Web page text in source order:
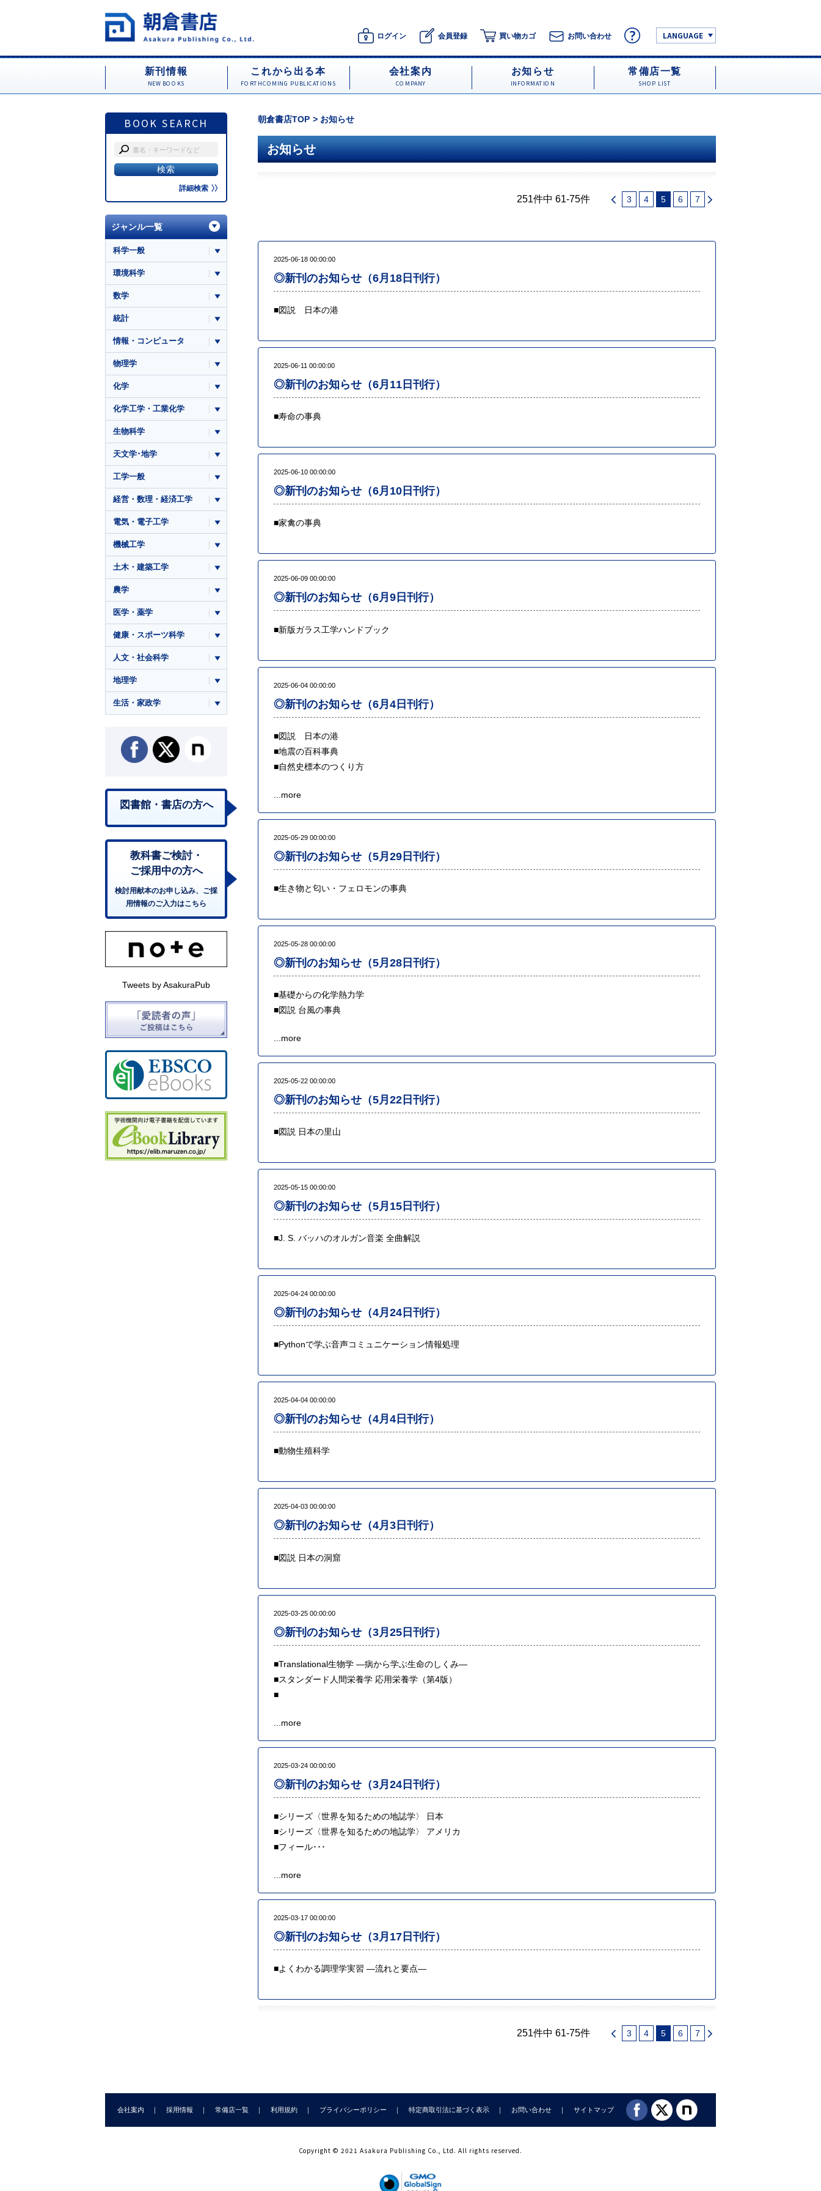
ログイン 会員登録 買い物カゴ お問い合わせ LANGUAGE
新刊情報
NEW BOOKS
これから出る本
FORTHCOMING PUBLICATIONS
会社案内
COMPANY
お知らせ
INFORMATION
常備店一覧
SHOP LIST
BOOK SEARCH
詳細検索
朝倉書店TOP お知らせ
お知らせ
251件中 61-75件 3 4 5 6 7
2025-06-18 00:00:00
◎新刊のお知らせ（6月18日刊行）
■図説 日本の港
2025-06-11 00:00:00
◎新刊のお知らせ（6月11日刊行）
■寿命の事典
2025-06-10 00:00:00
◎新刊のお知らせ（6月10日刊行）
■家禽の事典
2025-06-09 00:00:00
◎新刊のお知らせ（6月9日刊行）
■新版ガラス工学ハンドブック
2025-06-04 00:00:00
◎新刊のお知らせ（6月4日刊行）
■図説 日本の港
■地震の百科事典
■自然史標本のつくり方
more
2025-05-29 00:00:00
◎新刊のお知らせ（5月29日刊行）
■生き物と匂い・フェロモンの事典
2025-05-28 00:00:00
◎新刊のお知らせ（5月28日刊行）
■基礎からの化学熱力学
■図説 台風の事典
more
2025-05-22 00:00:00
◎新刊のお知らせ（5月22日刊行）
■図説 日本の里山
2025-05-15 00:00:00
◎新刊のお知らせ（5月15日刊行）
■J. S. バッハのオルガン音楽 全曲解説
2025-04-24 00:00:00
◎新刊のお知らせ（4月24日刊行）
■Pythonで学ぶ音声コミュニケーション情報処理
2025-04-04 00:00:00
◎新刊のお知らせ（4月4日刊行）
■動物生殖科学
2025-04-03 00:00:00
◎新刊のお知らせ（4月3日刊行）
■図説 日本の洞窟
2025-03-25 00:00:00
◎新刊のお知らせ（3月25日刊行）
■Translational生物学 ―病から学ぶ生命のしくみ―
■スタンダード人間栄養学 応用栄養学（第4版）
■
more
2025-03-24 00:00:00
◎新刊のお知らせ（3月24日刊行）
■シリーズ〈世界を知るための地誌学〉 日本
■シリーズ〈世界を知るための地誌学〉 アメリカ
■フィール･･･
more
2025-03-17 00:00:00
◎新刊のお知らせ（3月17日刊行）
■よくわかる調理学実習 ―流れと要点―
251件中 61-75件 3 4 5 6 7
ジャンル一覧
科学一般
環境科学
数学
統計
情報・コンピュータ
物理学
化学
化学工学・工業化学
生物科学
天文学･地学
工学一般
経営・数理・経済工学
電気・電子工学
機械工学
土木・建築工学
農学
医学・薬学
健康・スポーツ科学
人文・社会科学
地理学
生活・家政学
図書館・書店の方へ
教科書ご検討・
ご採用中の方へ
検討用献本のお申し込み、ご採
用情報のご入力はこちら
Tweets by AsakuraPub
会社案内 採用情報 常備店一覧 利用規約 プライバシーポリシー 特定商取引法に基づく表示 お問い合わせ サイトマップ
Copyright © 2021 Asakura Publishing Co., Ltd. All rights reserved.